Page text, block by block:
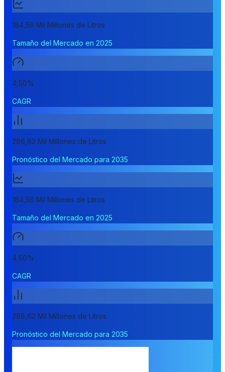
184,56 Mil Millones de Litros
Tamaño del Mercado en 2025
4,50%
CAGR
286,62 Mil Millones de Litros
Pronóstico del Mercado para 2035
184,56 Mil Millones de Litros
Tamaño del Mercado en 2025
4,50%
CAGR
286,62 Mil Millones de Litros
Pronóstico del Mercado para 2035